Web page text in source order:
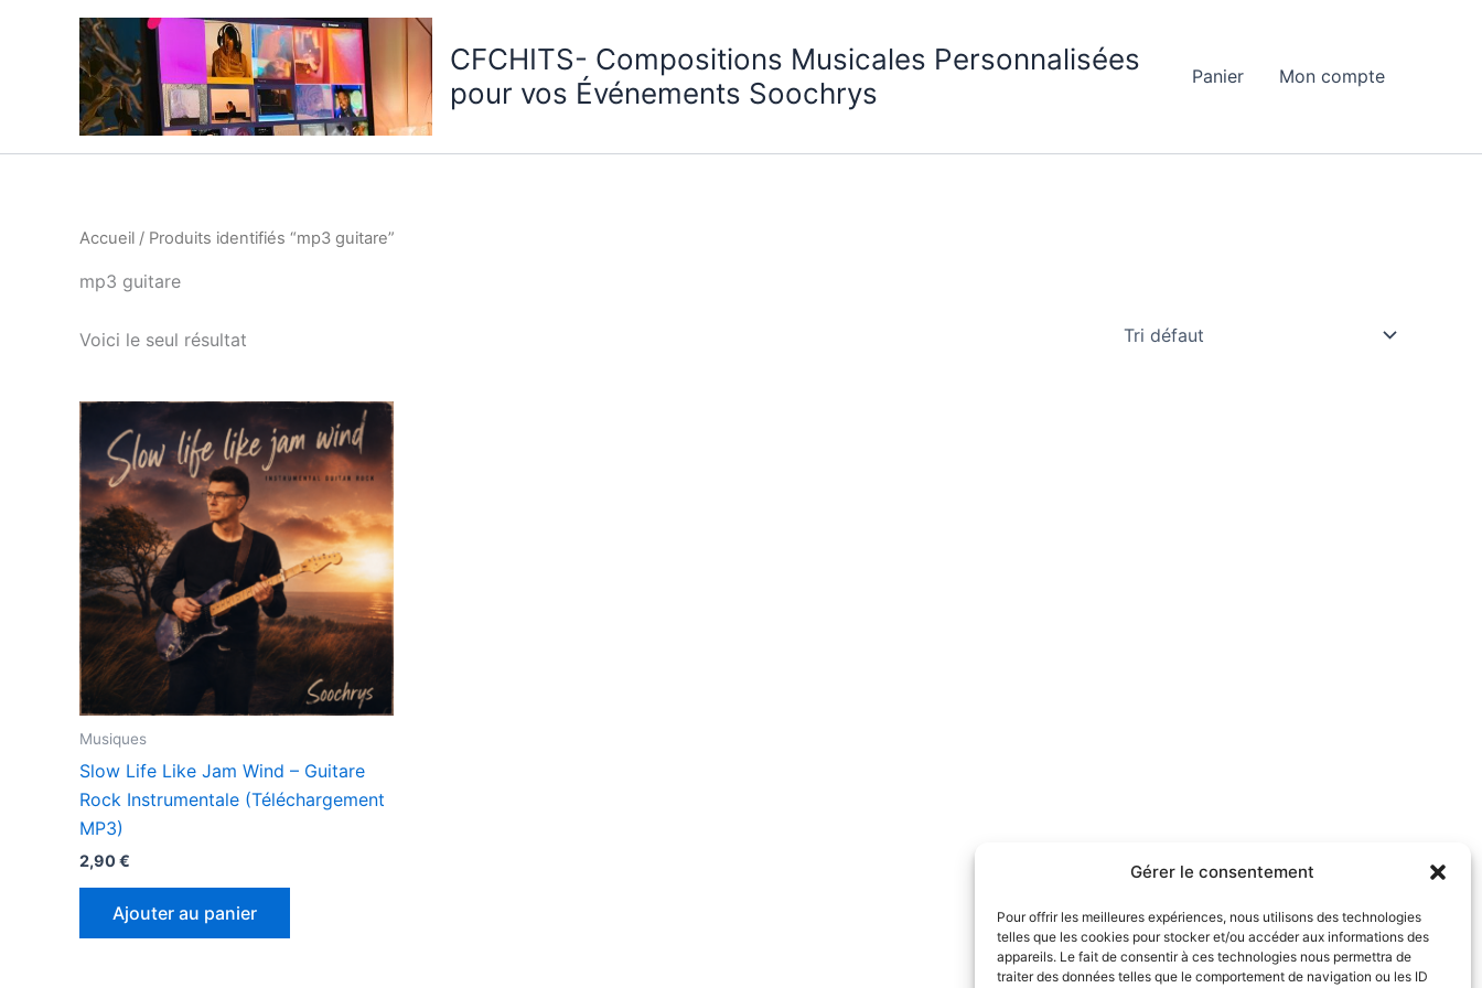
Gérer le consentement
Pour offrir les meilleures expériences, nous utilisons des technologies
telles que les cookies pour stocker et/ou accéder aux informations des
appareils. Le fait de consentir à ces technologies nous permettra de
traiter des données telles que le comportement de navigation ou les ID
CFCHITS- Compositions Musicales Personnalisées
pour vos Événements Soochrys
Panier Mon compte
Accueil / Produits identifiés “mp3 guitare”
mp3 guitare
Voici le seul résultat
Musiques
Slow Life Like Jam Wind – Guitare
Rock Instrumentale (Téléchargement
MP3)
2,90€
Ajouter au panier